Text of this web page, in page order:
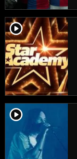
player2
player2